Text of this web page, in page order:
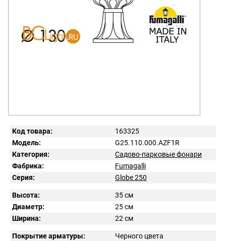
Код товара:
163325
Модель:
G25.110.000.AZF1R
Категория:
Садово-парковые фонари
Фабрика:
Fumagalli
Серия:
Globe 250
Высота:
35 см
Диаметр:
25 см
Ширина:
22 см
Покрытие арматуры:
Черного цвета